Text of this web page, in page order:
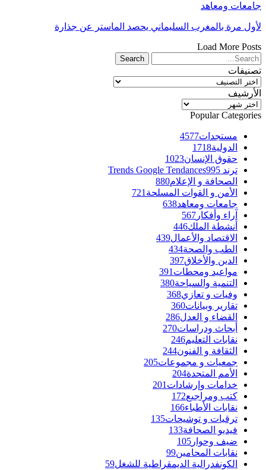
جامعات ومعاهد
لأول مرة بالمغرب السليماني يحصد الماستر عن جذارة
Load More Posts
تصنيفات
تصنيفات
الأرشيف
الأرشيف
Popular Categories
مستجدات4577
الدولية1718
حقوق الإنسان1023
ترند Trends Google Tendances 995
الصحافة و الإعلام880
الأمن و القوات المسلحة 721
جامعات ومعاهد638
آراء وأفكار 567
أنشطة الملك446
الاقتصاد والأعمال439
الطب والصحة434
الدين والأخلاق397
مواعيد ومحطات 391
التنمية والسياحة380
وفيات و تعازي368
تقارير وبيانات360
القضاء و العدل286
أبحاث ودراسات270
نقابات التعليم246
الثقافة و الفنون244
جمعيات و مجموعات205
الأمم المتحدة204
خدامات وإرشادات 201
كتب ومراجيع172
نقابات الأطباء166
ترقيات و توشيحات135
فيديو الصحافة133
ضيف وحوار 105
نقابات المحامين99
الكونفدرالية الديمقراطية للشغل59